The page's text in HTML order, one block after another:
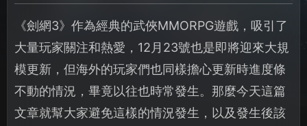
《劍網3》作為經典的武俠MMORPG遊戲，吸引了
大量玩家關注和熱愛，12月23號也是即將迎來大規
模更新，但海外的玩家們也同樣擔心更新時進度條
不動的情況，畢竟以往也時常發生。那麼今天這篇
文章就幫大家避免這樣的情況發生，以及發生後該